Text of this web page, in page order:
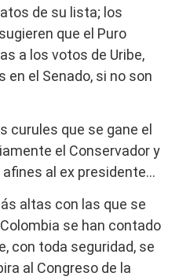
de su lista; los
que el Puro
a los votos de Uribe,
en el Senado, si no son
curules que se gane el
el Conservador y
afines al ex presidente…
altas con las que se
se han contado
con toda seguridad, se
al Congreso de la